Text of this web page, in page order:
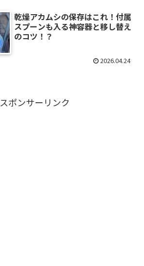
乾燥アカムシの保存はこれ！付属
スプーンも入る神容器と移し替え
のコツ！？
2026.04.24
スポンサーリンク